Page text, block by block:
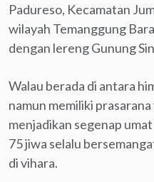
Padureso, Kecamatan
wilayah Temanggung
dengan lereng Gunung
Walau berada di antara
namun memiliki
menjadikan segenap
75 jiwa selalu
di vihara.